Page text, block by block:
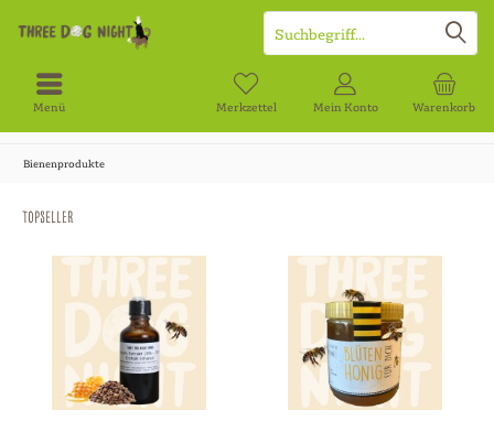
Menü Warenkorb
Merkzettel Mein Konto
Bienenprodukte
Topseller